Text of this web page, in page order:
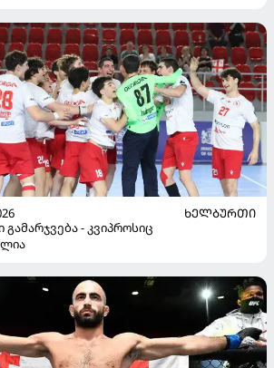
ᲮᲔᲚᲑᲣᲠᲗᲘ
გამარჯვება - კვიპროსიც